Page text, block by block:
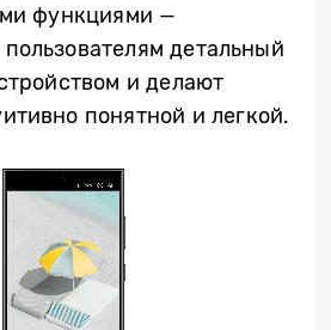
функциями —
детальный
и делают
понятной и легкой.